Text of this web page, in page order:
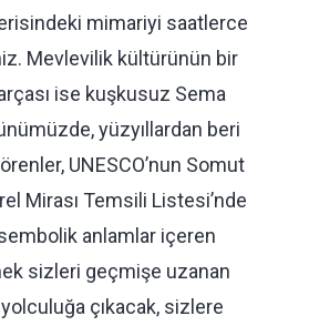
mimariyi saatlerce
Mevlevilik kültürünün bir
ise kuşkusuz Sema
yüzyıllardan beri
UNESCO’nun Somut
Mirası Temsili Listesi’nde
anlamlar içeren
sizleri geçmişe uzanan
çıkacak, sizlere